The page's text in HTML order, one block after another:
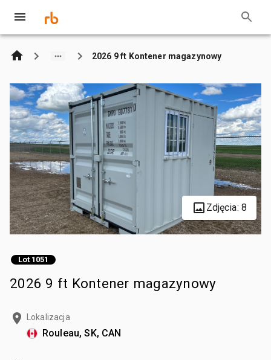
2026 9 ft Kontener magazynowy
Zdjęcia: 8
Lot 1051
2026 9 ft Kontener magazynowy
Lokalizacja
Rouleau, SK, CAN